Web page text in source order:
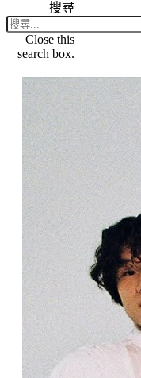
搜尋
Close this
search box.